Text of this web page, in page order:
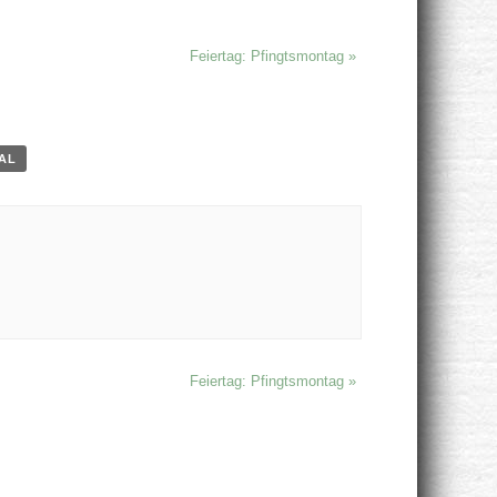
Feiertag: Pfingtsmontag »
Feiertag: Pfingtsmontag »